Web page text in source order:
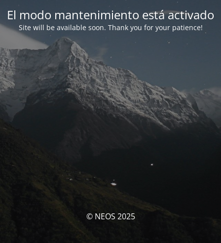
El modo mantenimiento está activado
Site will be available soon. Thank you for your patience!
© NEOS 2025